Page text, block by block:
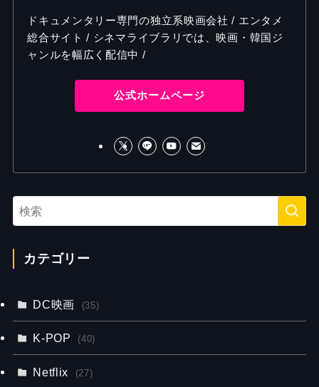
ドキュメンタリー専門の独立系映画会社 / エンタメ
総合サイト / シネマライブラリでは、映画・韓国ジ
ャンルを幅広く配信中 /
公式ホームページ
カテゴリー
DC映画 (35)
K-POP (40)
Netflix (27)